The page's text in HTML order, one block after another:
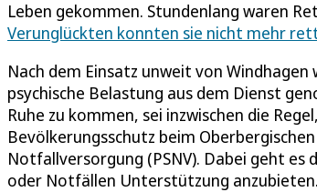
Leben gekommen. Stundenlang waren
Verunglückten konnten sie nicht mehr
Nach dem Einsatz unweit von
psychische Belastung aus dem Dienst
Ruhe zu kommen, sei inzwischen die
Bevölkerungsschutz beim
Notfallversorgung (PSNV). Dabei geht
oder Notfällen Unterstützung anzubieten.